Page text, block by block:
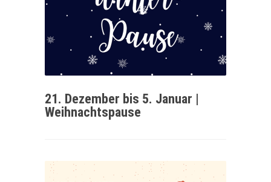
21. Dezember bis 5. Januar |
Weihnachtspause